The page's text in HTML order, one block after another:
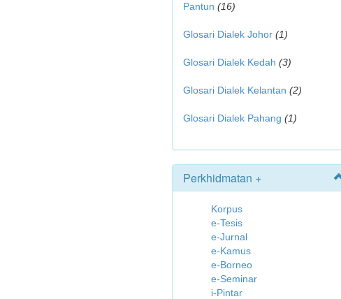
Pantun (16)
Glosari Dialek Johor (1)
Glosari Dialek Kedah (3)
Glosari Dialek Kelantan (2)
Glosari Dialek Pahang (1)
Perkhidmatan +
Korpus
e-Tesis
e-Jurnal
e-Kamus
e-Borneo
e-Seminar
i-Pintar